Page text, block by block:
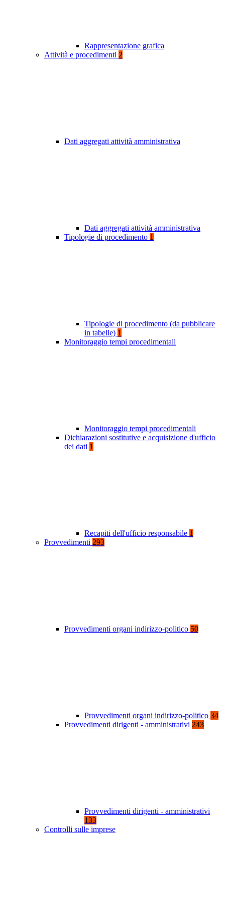
Rappresentazione grafica
Attività e procedimenti 2
Dati aggregati attività amministrativa
Dati aggregati attività amministrativa
Tipologie di procedimento 1
Tipologie di procedimento (da pubblicare
in tabelle) 1
Monitoraggio tempi procedimentali
Monitoraggio tempi procedimentali
Dichiarazioni sostitutive e acquisizione d'ufficio
dei dati 1
Recapiti dell'ufficio responsabile 1
Provvedimenti 293
Provvedimenti organi indirizzo-politico 50
Provvedimenti organi indirizzo-politico 34
Provvedimenti dirigenti - amministrativi 243
Provvedimenti dirigenti - amministrativi
133
Controlli sulle imprese